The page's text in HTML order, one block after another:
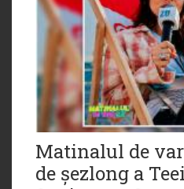
Matinalul de
de șezlong a